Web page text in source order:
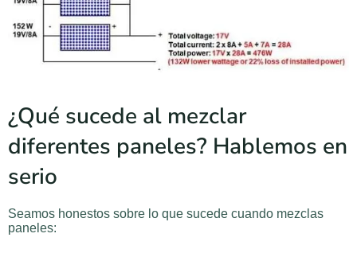
¿Qué sucede al mezclar
diferentes paneles? Hablemos en
serio
Seamos honestos sobre lo que sucede cuando mezclas
paneles: